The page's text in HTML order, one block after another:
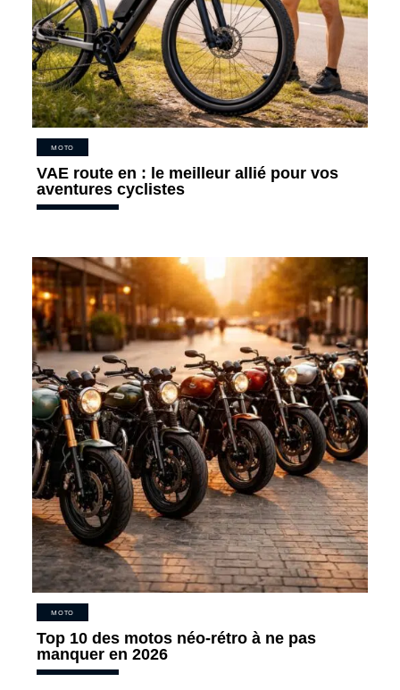
MOTO
VAE route en : le meilleur allié pour vos
aventures cyclistes
MOTO
Top 10 des motos néo-rétro à ne pas
manquer en 2026